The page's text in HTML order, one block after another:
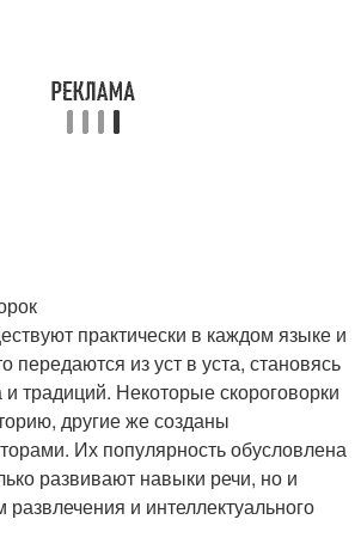
практически в каждом языке и
передаются из уст в уста, становясь
традиций. Некоторые скороговорки
другие же созданы
Их популярность обусловлена
развивают навыки речи, но и
развлечения и интеллектуального